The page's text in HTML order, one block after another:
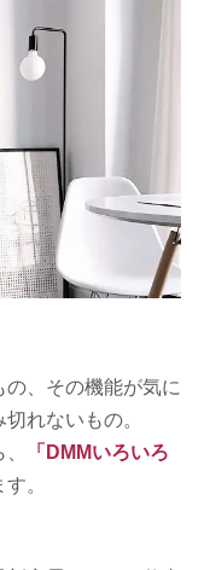
、その機能が気に
れないもの。
「DMMいろいろ
。